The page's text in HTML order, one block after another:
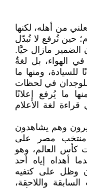
من أهله، لكنها
حين تُرفع لا تُبدّل
الضمير مازال حيَّا.
الهواء، بل لغةٌ
للسيادة، ومنها ما
للوجدان في لحظات
ما يُرفع إعلانًا
لغة الأعلام
وهم يشاهدون
منتخب مصر على
16 في مباريات كأس العالم، وهو
أهداه إياه أحد
وظل على كتفيه
واللاحقة،